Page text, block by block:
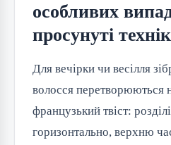
особливих
просунуті
Для вечірки чи весілля
волосся перетворюються
французький твіст:
горизонтально, верхню